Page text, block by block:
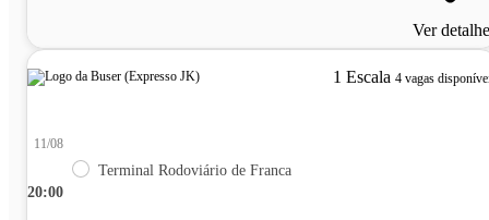
Ver
1 Escala 4 vagas
20:00
11/08
Terminal Rodoviário de Franca